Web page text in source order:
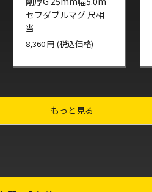
セフダブルマグ 尺相
当
8,360 円 (税込価格)
もっと見る